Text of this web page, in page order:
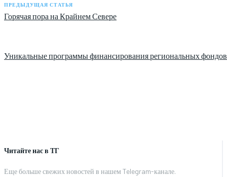
Читайте нас в ТГ
Еще больше свежих новостей в нашем Telegram-канале.
ПРЕДЫДУЩАЯ СТАТЬЯ
Горячая пора на Крайнем Севере
Уникальные программы финансирования региональных